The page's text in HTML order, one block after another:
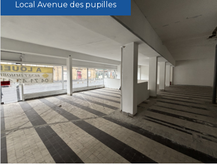
Local Avenue des pupilles